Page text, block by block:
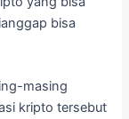
bisa
masing
kripto tersebut